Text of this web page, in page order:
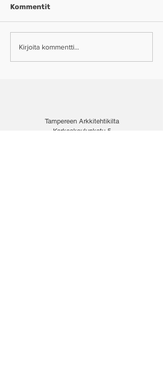
Kommentit
Kirjoita kommentti...
Tampereen Arkkitehtikilta
Korkeakoulunkatu 5